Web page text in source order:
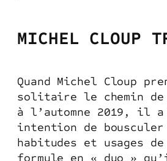
MICHEL CLOUP
Quand Michel Cloup
solitaire le chemin de
à l’automne 2019, il
intention de
habitudes et usages
formule en « duo »